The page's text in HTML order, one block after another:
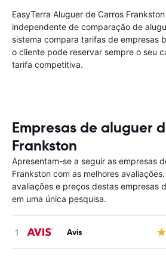
EasyTerra Aluguer de Carros
independente de comparação de
sistema compara tarifas de empresas
o cliente pode reservar sempre o seu
tarifa competitiva.
Empresas de aluguer
Frankston
Apresentam-se a seguir as empresas
Frankston com as melhores
avaliações e preços destas empresas
em uma única pesquisa.
Avis